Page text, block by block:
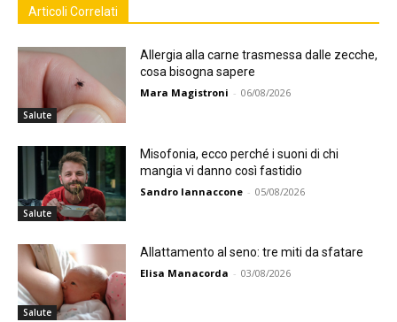
Articoli Correlati
Salute
Allergia alla carne trasmessa dalle zecche,
cosa bisogna sapere
Mara Magistroni - 06/08/2026
Salute
Misofonia, ecco perché i suoni di chi
mangia vi danno così fastidio
Sandro Iannaccone - 05/08/2026
Salute
Allattamento al seno: tre miti da sfatare
Elisa Manacorda - 03/08/2026